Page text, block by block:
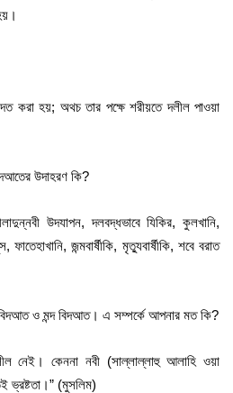
করা হয়; অথচ তার পক্ষে শরীয়তে দলীল পাওয়া
উদাহরণ কি?
উদযাপন, দলবদ্ধভাবে যিকির, কুলখানি,
জন্মবার্ষীকি, মৃত্যুবার্ষীকি, শবে বরাত
ও মন্দ বিদআত। এ সম্পর্কে আপনার মত কি?
নেই। কেননা নবী (সাল্লাল্লাহু আলাহি ওয়া
ভ্রষ্টতা।” (মুসলিম)